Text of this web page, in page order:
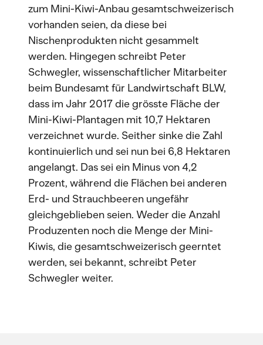
zum Mini-Kiwi-Anbau gesamtschweizerisch
vorhanden seien, da diese bei
Nischenprodukten nicht gesammelt
werden. Hingegen schreibt Peter
Schwegler, wissenschaftlicher Mitarbeiter
beim Bundesamt für Landwirtschaft BLW,
dass im Jahr 2017 die grösste Fläche der
Mini-Kiwi-Plantagen mit 10,7 Hektaren
verzeichnet wurde. Seither sinke die Zahl
kontinuierlich und sei nun bei 6,8 Hektaren
angelangt. Das sei ein Minus von 4,2
Prozent, während die Flächen bei anderen
Erd- und Strauchbeeren ungefähr
gleichgeblieben seien. Weder die Anzahl
Produzenten noch die Menge der Mini-
Kiwis, die gesamtschweizerisch geerntet
werden, sei bekannt, schreibt Peter
Schwegler weiter.